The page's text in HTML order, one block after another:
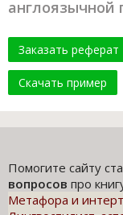
англоязычной
Заказать реферат
Скачать пример
Помогите сайту
вопросов про
Метафора и